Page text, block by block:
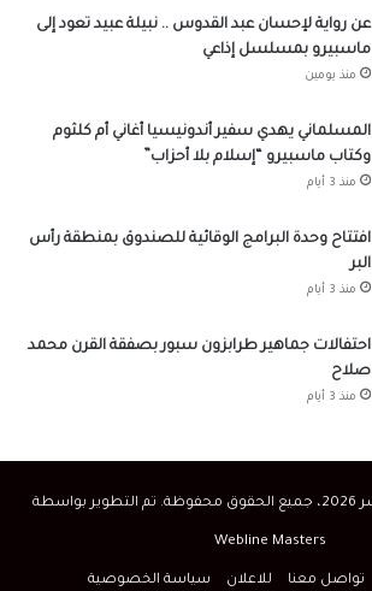
عن رواية لإحسان عبد القدوس .. نبيلة عبيد تعود إلى
ماسبيرو بمسلسل إذاعي
منذ يومين
المسلماني يهدي سفير أندونيسيا أغاني أم كلثوم
وكتاب ماسبيرو “إسلام بلا أحزاب”
منذ 3 أيام
افتتاح وحدة البرامج الوقائية للصندوق بمنطقة رأس
البر
منذ 3 أيام
احتفالات جماهير طرابزون سبور بصفقة القرن محمد
صلاح
منذ 3 أيام
Webline Masters
تواصل معنا للاعلان سياسة الخصوصية